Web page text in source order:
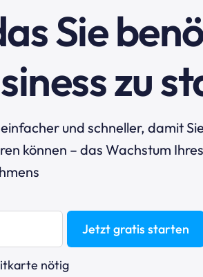
Sie
zu
und schneller, damit Sie
können – das Wachstum Ihres
Jetzt gratis starten
nötig